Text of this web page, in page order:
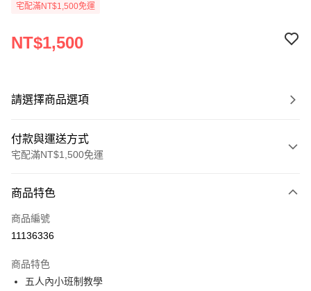
宅配滿NT$1,500免運
NT$1,500
請選擇商品選項
付款與運送方式
宅配滿NT$1,500免運
信用卡一次付款
LINE Pay
街口支付
商品特色
商品編號
11136336
商品特色
五人內小班制教學